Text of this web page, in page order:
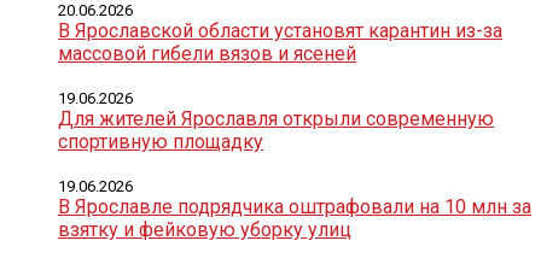
В Ярославской области установят карантин из-за
массовой гибели вязов и ясеней
20.06.2026
Для жителей Ярославля открыли современную
спортивную площадку
19.06.2026
В Ярославле подрядчика оштрафовали на 10 млн за
взятку и фейковую уборку улиц
19.06.2026